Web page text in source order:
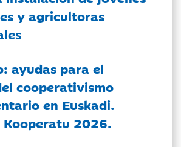
y agricultoras
ayudas para el
cooperativismo
en Euskadi.
Kooperatu 2026.